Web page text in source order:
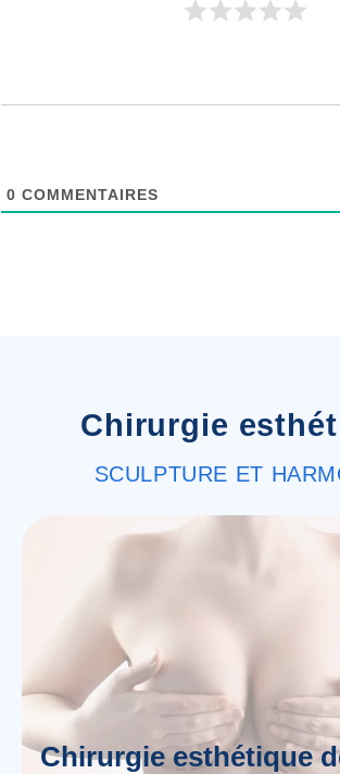
0 COMMENTAIRES
Chirurgie
SCULPTURE ET
Chirurgie esthétique